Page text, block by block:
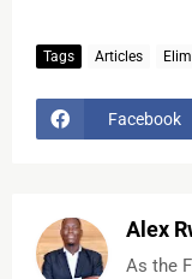
Tags Articles
Facebook
Alex
As the